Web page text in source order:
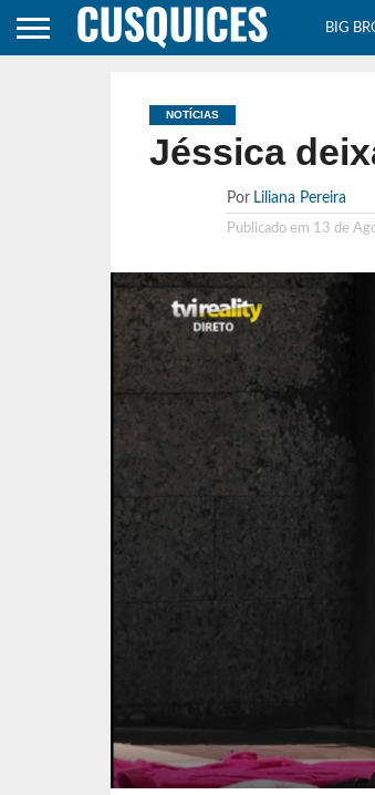
BIG
NOTÍCIAS
Jéssica
Por Liliana Pereira
Publicado em 13 de